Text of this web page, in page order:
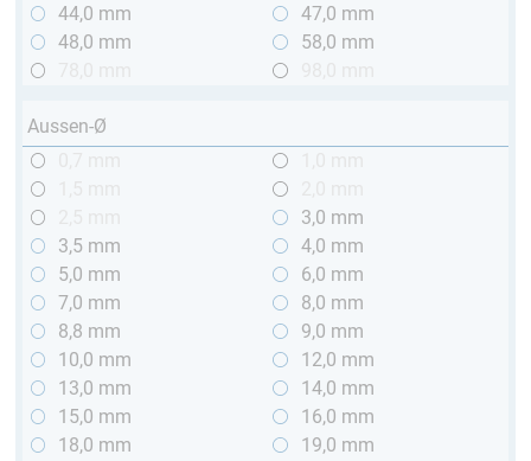
44,0 mm
47,0 mm
48,0 mm
58,0 mm
Aussen-Ø
3,0 mm
3,5 mm
4,0 mm
5,0 mm
6,0 mm
7,0 mm
8,0 mm
8,8 mm
9,0 mm
10,0 mm
12,0 mm
13,0 mm
14,0 mm
15,0 mm
16,0 mm
18,0 mm
19,0 mm